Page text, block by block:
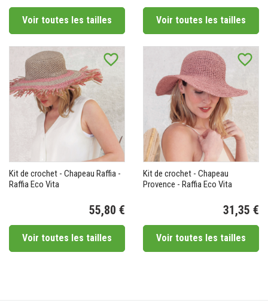
Voir toutes les tailles Voir toutes les tailles
favorite_border
Kit de crochet - Chapeau Raffia -
Raffia Eco Vita
55,80 €
Voir toutes les tailles
favorite_border
Kit de crochet - Chapeau
Provence - Raffia Eco Vita
31,35 €
Voir toutes les tailles